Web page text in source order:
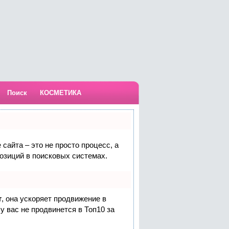
Поиск КОСМЕТИКА
– это не просто процесс, а
в поисковых системах.
, она ускоряет продвижение в
вас не продвинется в Топ10 за